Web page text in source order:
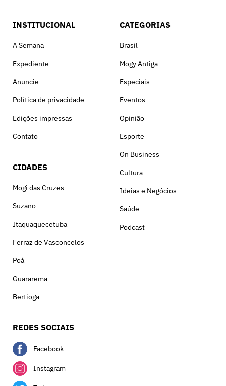
INSTITUCIONAL
A Semana
Expediente
Anuncie
Política de privacidade
Edições impressas
Contato
CIDADES
Mogi das Cruzes
Suzano
Itaquaquecetuba
Ferraz de Vasconcelos
Poá
Guararema
Bertioga
CATEGORIAS
Brasil
Mogy Antiga
Especiais
Eventos
Opinião
Esporte
On Business
Cultura
Ideias e Negócios
Saúde
Podcast
REDES SOCIAIS
Facebook
Instagram